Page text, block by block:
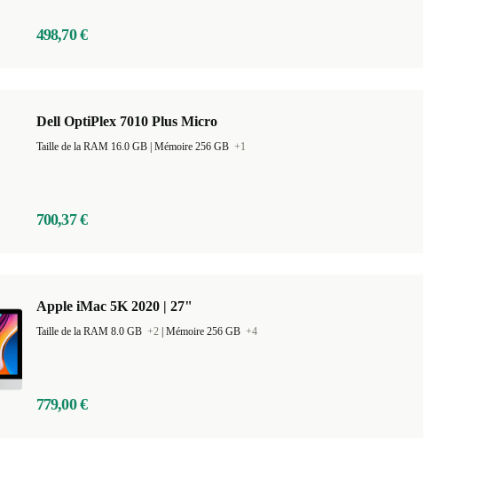
498,70 €
Dell OptiPlex 7010 Plus Micro
Mémoire 256 GB +1
700,37 €
Apple iMac 5K 2020 | 27"
Taille de la RAM 8.0 GB +2 Mémoire 256 GB +4
779,00 €